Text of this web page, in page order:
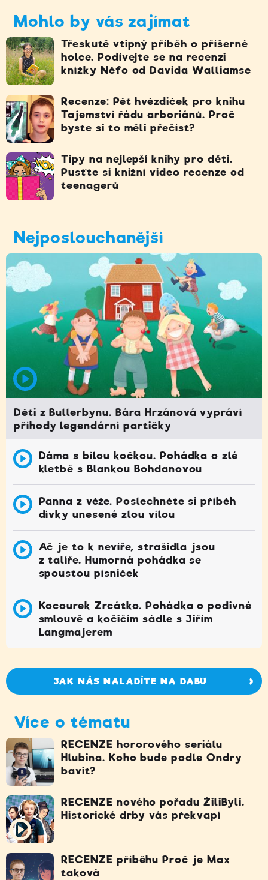
Mohlo by vás zajímat
Třeskutě vtipný příběh o příšerné
holce. Podívejte se na recenzi
knížky Něfo od Davida Walliamse
Recenze: Pět hvězdiček pro knihu
Tajemství řádu arboriánů. Proč
byste si to měli přečíst?
Tipy na nejlepší knihy pro děti.
Pusťte si knižní video recenze od
teenagerů
Nejposlouchanější
Děti z Bullerbynu. Bára Hrzánová vypráví
příhody legendární partičky
Dáma s bílou kočkou. Pohádka o zlé
kletbě s Blankou Bohdanovou
Panna z věže. Poslechněte si příběh
dívky unesené zlou vílou
Ač je to k nevíře, strašidla jsou
z talíře. Humorná pohádka se
spoustou písniček
Kocourek Zrcátko. Pohádka o podivné
smlouvě a kočičím sádle s Jiřím
Langmajerem
JAK NÁS NALADÍTE NA DABU
Více o tématu
RECENZE hororového seriálu
Hlubina. Koho bude podle Ondry
bavit?
RECENZE nového pořadu ŽiliByli.
Historické drby vás překvapí
RECENZE příběhu Proč je Max
taková